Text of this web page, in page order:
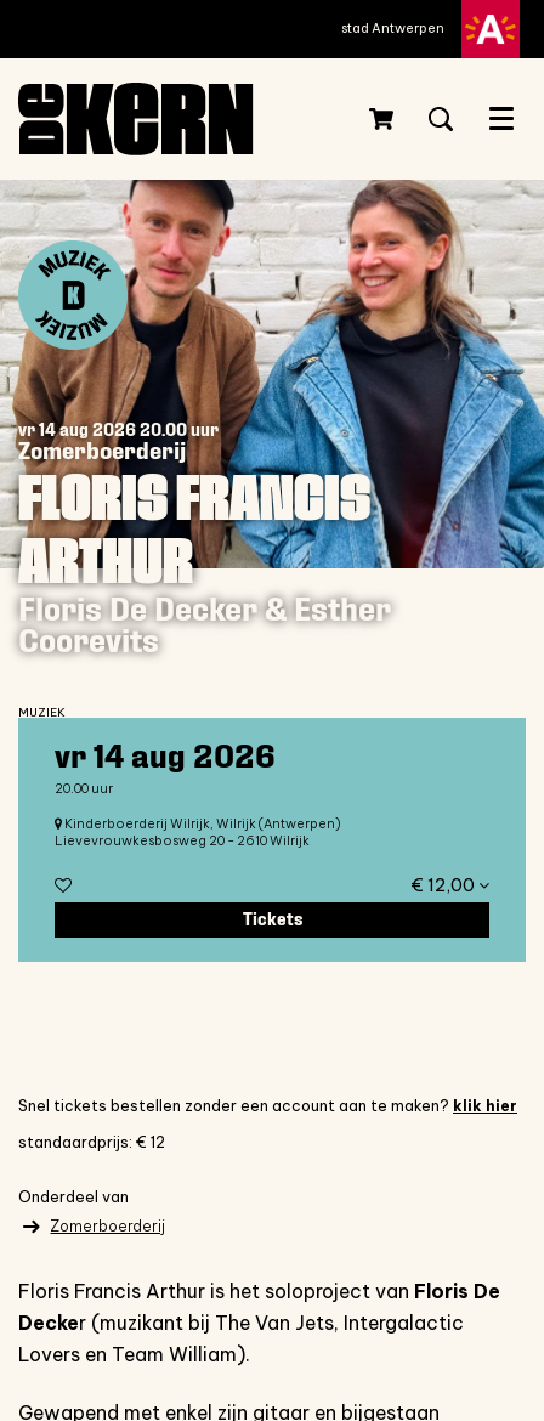
stad Antwerpen
Menu
FLORIS FRANCIS
ARTHUR
Floris De Decker & Esther
Coorevits
Zomerboerderij
vr 14 aug 202620.00 uur
MUZIEK
vr 14 aug 2026
20.00 uur
Kinderboerderij Wilrijk, Wilrijk (Antwerpen)
Lievevrouwkesbosweg 20 - 2610 Wilrijk
€ 12,00
Tickets
Floris Francis Arthur is het soloproject van Floris De
Decker (muzikant bij The Van Jets, Intergalactic
Lovers en Team William).
Gewapend met enkel zijn gitaar en bijgestaan
Snel tickets bestellen zonder een account aan te maken? klik hier
standaardprijs: € 12
Onderdeel van
Zomerboerderij